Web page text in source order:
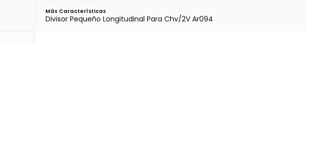
Más Características
Divisor Pequeño Longitudinal Para Chv/2V Ar094